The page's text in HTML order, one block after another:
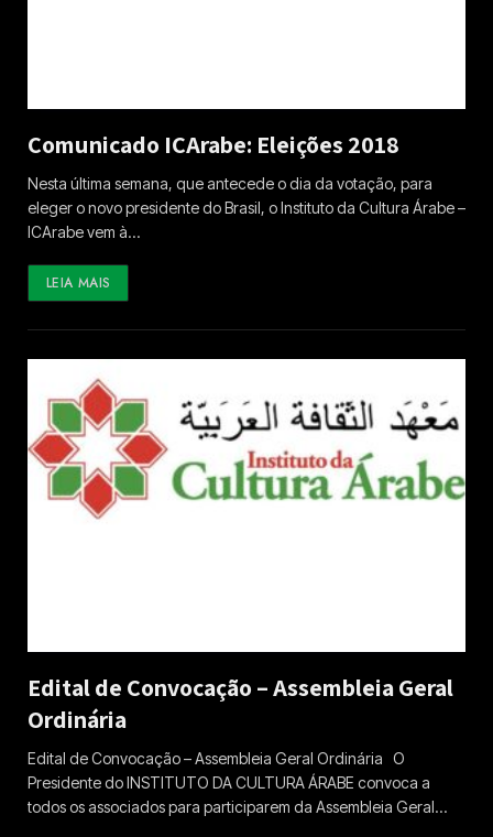
Comunicado ICArabe: Eleições 2018
Nesta última semana, que antecede o dia da votação, para
eleger o novo presidente do Brasil, o Instituto da Cultura Árabe –
ICArabe vem à…
LEIA MAIS
Edital de Convocação – Assembleia Geral
Ordinária
Edital de Convocação – Assembleia Geral Ordinária O
Presidente do INSTITUTO DA CULTURA ÁRABE convoca a
todos os associados para participarem da Assembleia Geral…